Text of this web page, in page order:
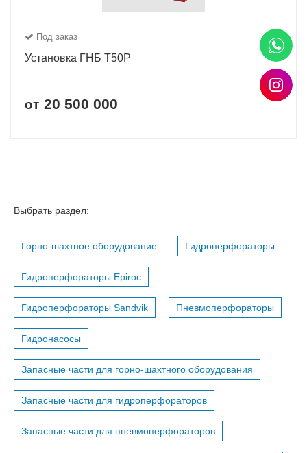
Под заказ
Установка ГНБ Т50Р
от 20 500 000
Выбрать раздел:
Горно-шахтное оборудование Гидроперфораторы
Гидроперфораторы Epiroc
Гидроперфораторы Sandvik Пневмоперфораторы
Гидронасосы
Запасные части для горно-шахтного оборудования
Запасные части для гидроперфораторов
Запасные части для пневмоперфораторов